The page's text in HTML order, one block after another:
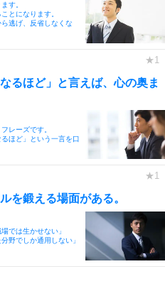
す。
とになります。
逃げ、反省しなくな
るほど」と言えば、心の奥ま
レーズです。
ほど」という一言を口
を鍛える場面がある。
では生かせない」
野でしか通用しない」